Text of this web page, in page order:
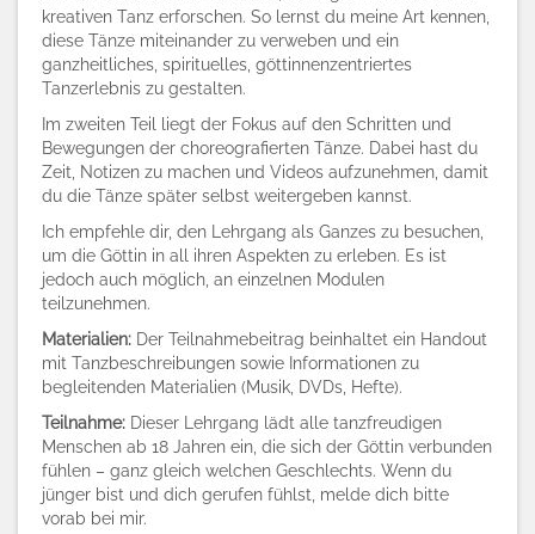
kreativen Tanz erforschen. So lernst du meine Art kennen,
diese Tänze miteinander zu verweben und ein
ganzheitliches, spirituelles, göttinnenzentriertes
Tanzerlebnis zu gestalten.
Im zweiten Teil liegt der Fokus auf den Schritten und
Bewegungen der choreografierten Tänze. Dabei hast du
Zeit, Notizen zu machen und Videos aufzunehmen, damit
du die Tänze später selbst weitergeben kannst.
Ich empfehle dir, den Lehrgang als Ganzes zu besuchen,
um die Göttin in all ihren Aspekten zu erleben. Es ist
jedoch auch möglich, an einzelnen Modulen
teilzunehmen.
Materialien: Der Teilnahmebeitrag beinhaltet ein Handout
mit Tanzbeschreibungen sowie Informationen zu
begleitenden Materialien (Musik, DVDs, Hefte).
Teilnahme: Dieser Lehrgang lädt alle tanzfreudigen
Menschen ab 18 Jahren ein, die sich der Göttin verbunden
fühlen – ganz gleich welchen Geschlechts. Wenn du
jünger bist und dich gerufen fühlst, melde dich bitte
vorab bei mir.